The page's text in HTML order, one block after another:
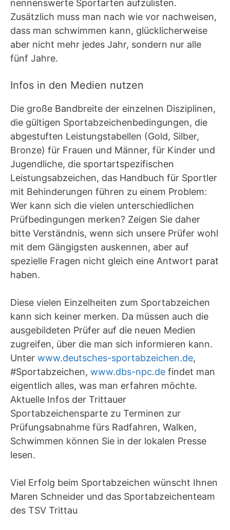
nennenswerte Sportarten aufzulisten.
Zusätzlich muss man nach wie vor nachweisen,
dass man schwimmen kann, glücklicherweise
aber nicht mehr jedes Jahr, sondern nur alle
fünf Jahre.
Infos in den Medien nutzen
Die große Bandbreite der einzelnen Disziplinen,
die gültigen Sportabzeichenbedingungen, die
abgestuften Leistungstabellen (Gold, Silber,
Bronze) für Frauen und Männer, für Kinder und
Jugendliche, die sportartspezifischen
Leistungsabzeichen, das Handbuch für Sportler
mit Behinderungen führen zu einem Problem:
Wer kann sich die vielen unterschiedlichen
Prüfbedingungen merken? Zeigen Sie daher
bitte Verständnis, wenn sich unsere Prüfer wohl
mit dem Gängigsten auskennen, aber auf
spezielle Fragen nicht gleich eine Antwort parat
haben.
Diese vielen Einzelheiten zum Sportabzeichen
kann sich keiner merken. Da müssen auch die
ausgebildeten Prüfer auf die neuen Medien
zugreifen, über die man sich informieren kann.
Unter www.deutsches-sportabzeichen.de,
#Sportabzeichen, www.dbs-npc.de findet man
eigentlich alles, was man erfahren möchte.
Aktuelle Infos der Trittauer
Sportabzeichensparte zu Terminen zur
Prüfungsabnahme fürs Radfahren, Walken,
Schwimmen können Sie in der lokalen Presse
lesen.
Viel Erfolg beim Sportabzeichen wünscht Ihnen
Maren Schneider und das Sportabzeichenteam
des TSV Trittau